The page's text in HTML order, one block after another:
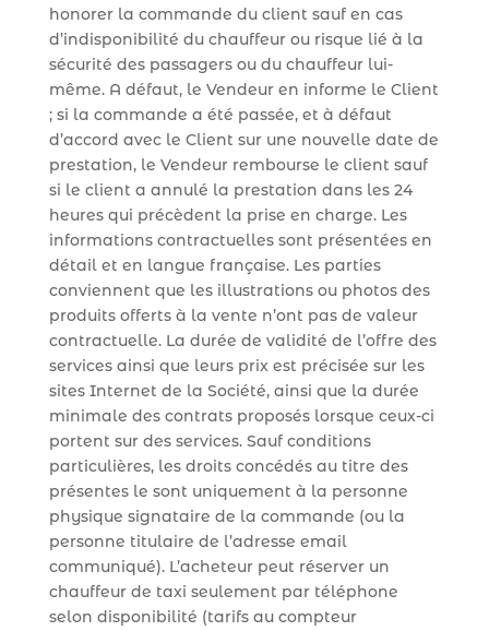
honorer la commande du client sauf en cas
d’indisponibilité du chauffeur ou risque lié à la
sécurité des passagers ou du chauffeur lui-
même. A défaut, le Vendeur en informe le Client
; si la commande a été passée, et à défaut
d’accord avec le Client sur une nouvelle date de
prestation, le Vendeur rembourse le client sauf
si le client a annulé la prestation dans les 24
heures qui précèdent la prise en charge. Les
informations contractuelles sont présentées en
détail et en langue française. Les parties
conviennent que les illustrations ou photos des
produits offerts à la vente n’ont pas de valeur
contractuelle. La durée de validité de l’offre des
services ainsi que leurs prix est précisée sur les
sites Internet de la Société, ainsi que la durée
minimale des contrats proposés lorsque ceux-ci
portent sur des services. Sauf conditions
particulières, les droits concédés au titre des
présentes le sont uniquement à la personne
physique signataire de la commande (ou la
personne titulaire de l’adresse email
communiqué). L’acheteur peut réserver un
chauffeur de taxi seulement par téléphone
selon disponibilité (tarifs au compteur